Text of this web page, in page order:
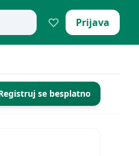
Prijava
se besplatno